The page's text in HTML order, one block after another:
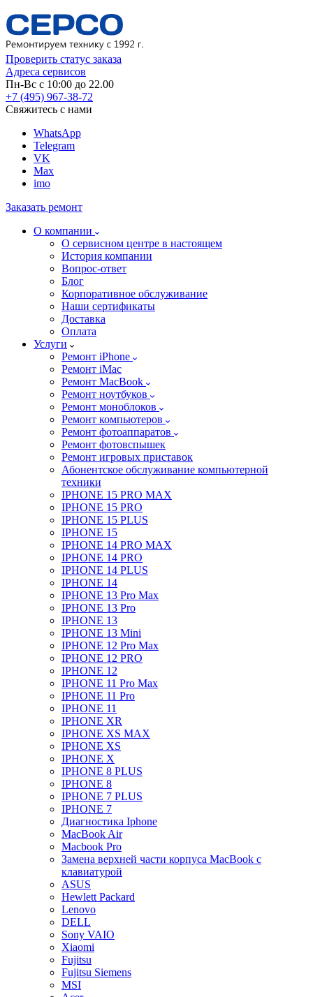
Проверить статус заказа
Адреса сервисов
Пн-Вс с 10:00 до 22.00
+7 (495) 967-38-72
Свяжитесь с нами
WhatsApp
Telegram
VK
Max
imo
Заказать ремонт
О компании
О сервисном центре в настоящем
История компании
Вопрос-ответ
Блог
Корпоративное обслуживание
Наши сертификаты
Доставка
Оплата
Услуги
Ремонт iPhone
Ремонт iMac
Ремонт MacBook
Ремонт ноутбуков
Ремонт моноблоков
Ремонт компьютеров
Ремонт фотоаппаратов
Ремонт фотовспышек
Ремонт игровых приставок
Абонентское обслуживание компьютерной
техники
IPHONE 15 PRO MAX
IPHONE 15 PRO
IPHONE 15 PLUS
IPHONE 15
IPHONE 14 PRO MAX
IPHONE 14 PRO
IPHONE 14 PLUS
IPHONE 14
IPHONE 13 Pro Max
IPHONE 13 Pro
IPHONE 13
IPHONE 13 Mini
IPHONE 12 Pro Max
IPHONE 12 PRO
IPHONE 12
IPHONE 11 Pro Max
IPHONE 11 Pro
IPHONE 11
IPHONE XR
IPHONE XS MAX
IPHONE XS
IPHONE X
IPHONE 8 PLUS
IPHONE 8
IPHONE 7 PLUS
IPHONE 7
Диагностика Iphone
MacBook Air
Macbook Pro
Замена верхней части корпуса MacBook с
клавиатурой
ASUS
Hewlett Packard
Lenovo
DELL
Sony VAIO
Xiaomi
Fujitsu
Fujitsu Siemens
MSI